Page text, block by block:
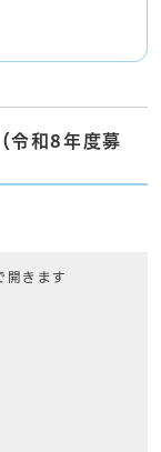
令和8年度募
開きます